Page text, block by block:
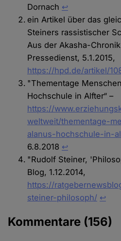
Dornach ↩
ein Artikel über das
Steiners rassistischer
Aus der Akasha-
Pressedienst, 5.1.2015,
https://hpd.de/artikel/
"Thementage
Hochschule in Alfter“ –
https://
weltweit/thementage-
alanus-hochschule-in-
6.8.2018 ↩︎
"Rudolf Steiner,
Blog, 1.12.2014,
https://
steiner-philosoph/ ↩︎
Kommentare (156)